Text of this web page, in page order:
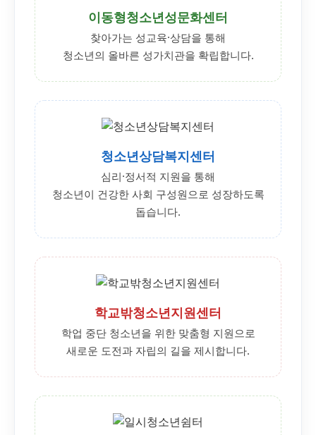
이동형청소년성문화센터
찾아가는 성교육·상담을 통해
청소년의 올바른 성가치관을 확립합니다.
청소년상담복지센터
심리·정서적 지원을 통해
청소년이 건강한 사회 구성원으로 성장하도록
돕습니다.
학교밖청소년지원센터
학업 중단 청소년을 위한 맞춤형 지원으로
새로운 도전과 자립의 길을 제시합니다.